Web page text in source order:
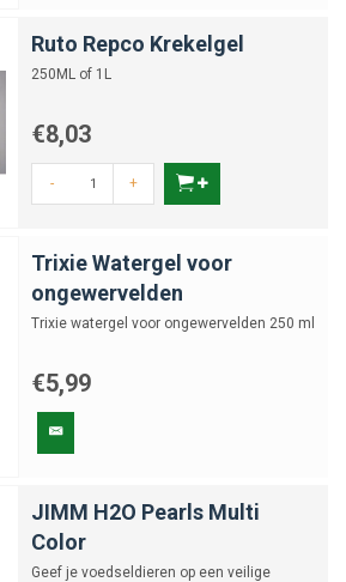
Ruto Repco Krekelgel
250ML of 1L
€8,03
- +
Trixie Watergel voor
ongewervelden
Trixie watergel voor ongewervelden 250 ml
€5,99
JIMM H2O Pearls Multi
Color
Geef je voedseldieren op een veilige